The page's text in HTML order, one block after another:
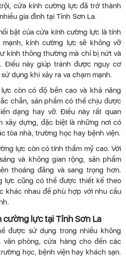
cửa kính cường lực đã trở thành
gia đình tại Tỉnh Sơn La.
bật của cửa kính cường lực là tính
kính cường lực sẽ không vỡ
kính thông thường mà chỉ bị nứt và
Điều này giúp tránh được nguy cơ
dụng khi xảy ra va chạm mạnh.
còn có độ bền cao và khả năng
chắn, sản phẩm có thể chịu được
dạng hay vỡ. Điều này rất quan
xây dựng, đặc biệt là những nơi có
tòa nhà, trường học hay bệnh viện.
lực còn có tính thẩm mỹ cao. Với
và không gian rộng, sản phẩm
thoáng đãng và sang trọng hơn.
lực cũng có thể được thiết kế theo
khác nhau để phù hợp với nhu cầu
cường lực tại Tỉnh Sơn La
được sử dụng trong nhiều không
phòng, cửa hàng cho đến các
học, bệnh viện hay khách sạn.